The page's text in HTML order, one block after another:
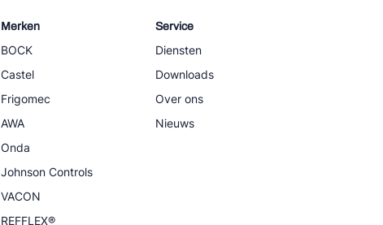
Merken
BOCK
Castel
Frigomec
AWA
Onda
Johnson Controls
VACON
REFFLEX®
Service
Diensten
Downloads
Over ons
Nieuws